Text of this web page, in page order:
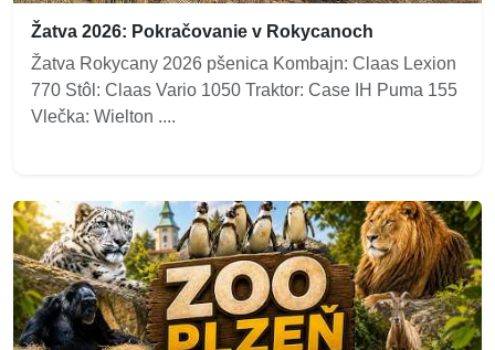
Žatva 2026: Pokračovanie v Rokycanoch
Žatva Rokycany 2026 pšenica Kombajn: Claas Lexion
770 Stôl: Claas Vario 1050 Traktor: Case IH Puma 155
Vlečka: Wielton ....